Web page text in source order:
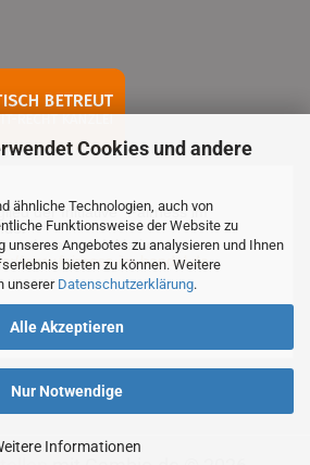
Cookies und andere
ähnliche Technologien, auch von
Funktionsweise der Website zu
unseres Angebotes zu analysieren und Ihnen
bieten zu können. Weitere
unserer Datenschutzerklärung.
Alle Akzeptieren
Nur Notwendige
Informationen
der Initiative "Fairness im
zur Initiative:
www.fairness-im-handel.de